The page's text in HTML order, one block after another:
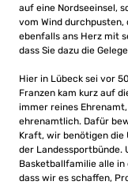
auf eine Nordseeinsel,
vom Wind durchpusten,
ebenfalls ans Herz mit
dass Sie dazu die
Hier in Lübeck sei vor
Franzen kam kurz auf
immer reines
ehrenamtlich. Dafür
Kraft, wir benötigen
der Landessportbünde.
Basketballfamilie alle
dass wir es schaffen,